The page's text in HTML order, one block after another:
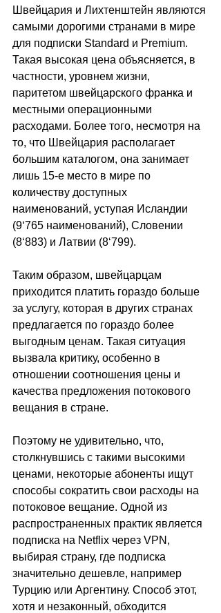
Швейцария и Лихтенштейн являются
самыми дорогими странами в мире
для подписки Standard и Premium.
Такая высокая цена объясняется, в
частности, уровнем жизни,
паритетом швейцарского франка и
местными операционными
расходами. Более того, несмотря на
то, что Швейцария располагает
большим каталогом, она занимает
лишь 15-е место в мире по
количеству доступных
наименований, уступая Исландии
(9‘765 наименований), Словении
(8‘883) и Латвии (8‘799).
Таким образом, швейцарцам
приходится платить гораздо больше
за услугу, которая в других странах
предлагается по гораздо более
выгодным ценам. Такая ситуация
вызвала критику, особенно в
отношении соотношения цены и
качества предложения потокового
вещания в стране.
Поэтому не удивительно, что,
столкнувшись с такими высокими
ценами, некоторые абоненты ищут
способы сократить свои расходы на
потоковое вещание. Одной из
распространенных практик является
подписка на Netflix через VPN,
выбирая страну, где подписка
значительно дешевле, например
Турцию или Аргентину. Способ этот,
хотя и незаконный, обходится